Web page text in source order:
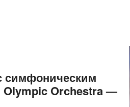
симфоническим
Olympic Orchestra —